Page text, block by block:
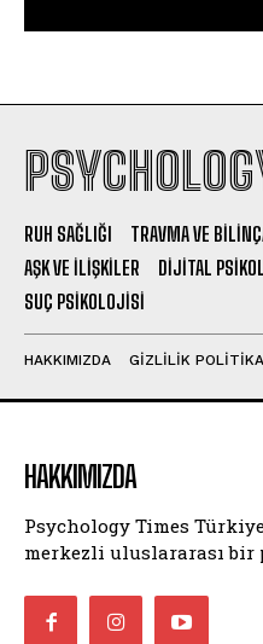
RUH SAĞLIĞI TRAVMA VE
AŞK VE İLIŞKILER
DIJITAL
SUÇ PSIKOLOJISI
HAKKIMIZDA GIZLILIK
HAKKIMIZDA
Psychology Times
merkezli uluslararası